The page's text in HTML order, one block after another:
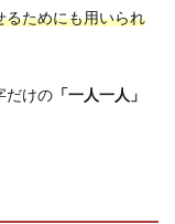
るためにも用いられ
だけの 「一人一人」